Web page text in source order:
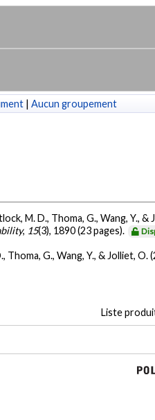
| Aucun groupement
M. D., Thoma, G., Wang, Y., &
, 15(3), 1890 (23 pages).
Thoma, G., Wang, Y., & Jolliet, O.
Liste